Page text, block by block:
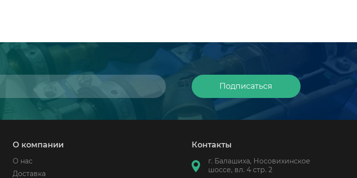
Подписаться
О компании
О нас
Доставка
Контакты
г. Балашиха, Носовихинское
шоссе, вл. 4 стр. 2